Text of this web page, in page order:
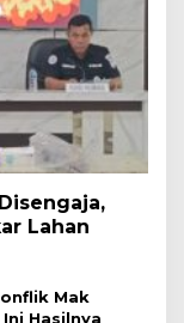
Lahan
Mak
Hasilnya